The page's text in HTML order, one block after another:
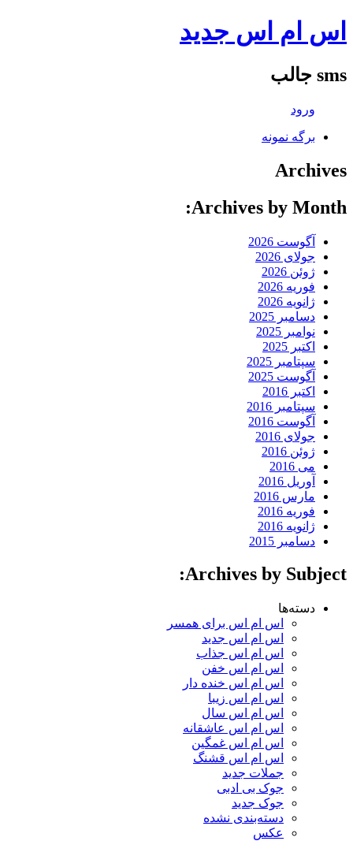
اس ام اس جدید
sms جالب
ورود
برگه نمونه
Archives
Archives by Month:
آگوست 2026
جولای 2026
ژوئن 2026
فوریه 2026
ژانویه 2026
دسامبر 2025
نوامبر 2025
اکتبر 2025
سپتامبر 2025
آگوست 2025
اکتبر 2016
سپتامبر 2016
آگوست 2016
جولای 2016
ژوئن 2016
می 2016
آوریل 2016
مارس 2016
فوریه 2016
ژانویه 2016
دسامبر 2015
Archives by Subject:
دسته‌ها
اس ام اس برای همسر
اس ام اس جدید
اس ام اس جذاب
اس ام اس خفن
اس ام اس خنده دار
اس ام اس زیبا
اس ام اس سال
اس ام اس عاشقانه
اس ام اس غمگین
اس ام اس قشنگ
جملات جدید
جوک بی ادبی
جوک جدید
دسته‌بندی نشده
عکس